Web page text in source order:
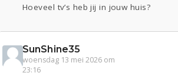
Hoeveel tv’s heb jij in jouw huis?
SunShine35
woensdag 13 mei 2026 om
23:16